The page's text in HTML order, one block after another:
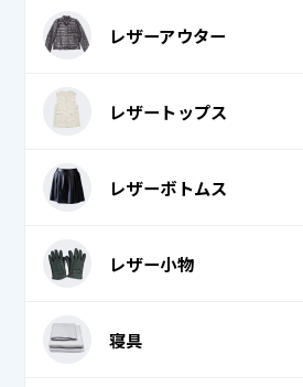
白衣 / スクラブ
法被 (はっぴ)
ネクタイ・リボン
ハンカチ
ビブス・ゼッケン
マフラー
手袋
毛皮ボレロ
毛皮ワンピース
袷 (小紋・紬)
腰巻 (裾よけ)
七五三 (袴)
七五三 (袴帯)
七五三着物
レザーアウター
レザーコート (革コート)
レザーダウンベスト
レザームートンジャンパー
革ジャン / レザージャケット
レザートップス
レザーシャツ
レザーボトムス
レザースカート
レザーパンツ
レザー小物
レザー手袋 (革手袋)
寝具